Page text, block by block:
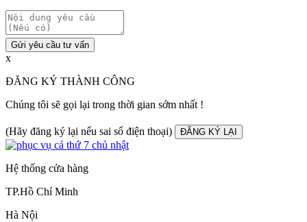
Gửi yêu cầu tư vấn
x
ĐĂNG KÝ THÀNH CÔNG
Chúng tôi sẽ gọi lại trong thời gian sớm nhất !
(Hãy đăng ký lại nếu sai số điện thoại) ĐĂNG KÝ LẠI
Hệ thống cửa hàng
TP.Hồ Chí Minh
Hà Nội